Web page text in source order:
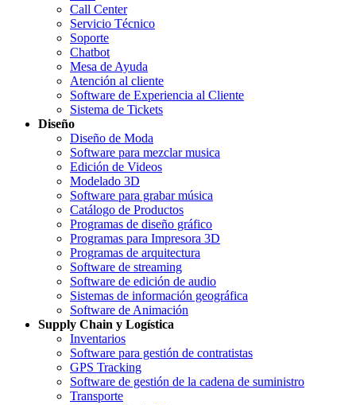
Call Center
Servicio Técnico
Soporte
Chatbot
Mesa de Ayuda
Atención al cliente
Software de Experiencia al Cliente
Sistema de Tickets
Diseño
Diseño de Moda
Software para mezclar musica
Edición de Videos
Modelado 3D
Software para grabar música
Catálogo de Productos
Programas de diseño gráfico
Programas para Impresora 3D
Programas de arquitectura
Software de streaming
Software de edición de audio
Sistemas de información geográfica
Software de Animación
Supply Chain y Logística
Inventarios
Software para gestión de contratistas
GPS Tracking
Software de gestión de la cadena de suministro
Transporte